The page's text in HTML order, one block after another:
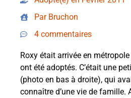
Par Bruchon
4 commentaires
Roxy était arrivée en
ont été adoptés. C’était une
(photo en bas à droite), qui
connaître d’une vie de famille.